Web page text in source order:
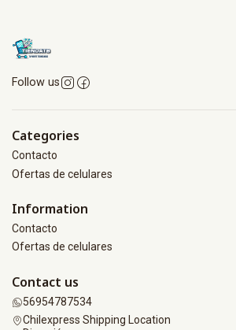
Follow us
Categories
Contacto
Ofertas de celulares
Information
Contacto
Ofertas de celulares
Contact us
56954787534
Chilexpress Shipping Location